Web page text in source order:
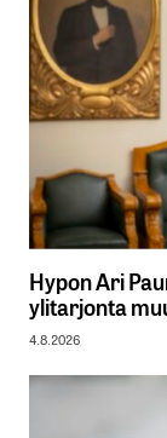
sisään
kentät on
Hypon Ari
ylitarjonta
4.8.2026